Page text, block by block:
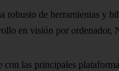
robusto de herramientas y
en visión por ordenador,
con las principales